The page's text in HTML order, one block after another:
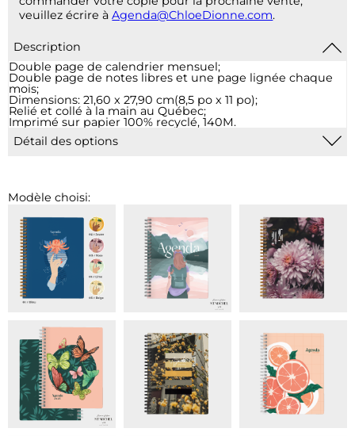
veuillez écrire àAgenda@ChloeDionne.com.
Description
Double page de calendrier mensuel;
Double page de notes libres et une page lignée chaque
mois;
Dimensions: 21,60 x 27,90 cm(8,5 po x 11 po);
Relié et collé à la main au Québec;
Imprimé sur papier 100% recyclé, 140M.
Détail des options
2 pochettes plastiques :
vinyle transparent à la fin de votre agenda qui vous
permet d’insérer des documents supplémentaires.
Élastique : Un élastique (noir ou blanc, selon la couverture
choisie) sera ajouté grâce à des rivets sur la couverture
arrière.
Marque-page aimanté :Un signet aimanté et réutilisable
sera ajouté à votre commande. Il sera sélectionné parmi
blanc, noir ou turquoise, en fonction de votre modèle de
couverture. Si vous avez une préférence, vous pouvez
l’indiquer à la case commentaire à la page d’informations
Marque-page tressé :
ajouté. Les couleurs et accessoires du signet seront
adaptés en fonction du modèle.
Personnalisation couverture :Pour 3$, il est possible
d'ajouter une phrase, une citation, votre nom et d'autres
informations. Personnalisation d'entreprise: le logo de
votre entreprise sera ajouté et les couleurs pourraient être
adaptées à votre image. Si vous choisissez cette option, je
vous contacterai suite à votre achat. Pour une couverture
entièrement personnalisée, contactez-moi à
Modèle choisi: